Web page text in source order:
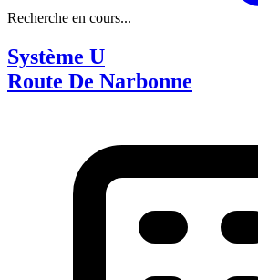
Recherche en cours...
Système U
Route De Narbonne